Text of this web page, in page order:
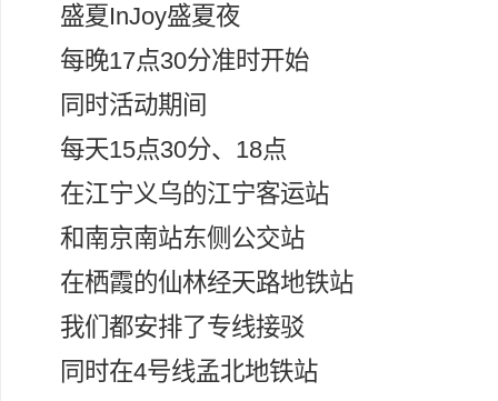
盛夏InJoy盛夏夜
每晚17点30分准时开始
同时活动期间
每天15点30分、18点
在江宁义乌的江宁客运站
和南京南站东侧公交站
在栖霞的仙林经天路地铁站
我们都安排了专线接驳
同时在4号线孟北地铁站